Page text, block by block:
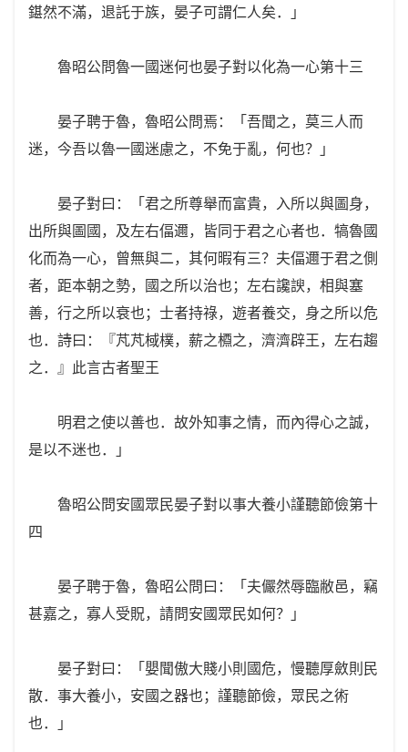
鍖然不滿，退託于族，晏子可謂仁人矣．」
魯昭公問魯一國迷何也晏子對以化為一心第十三
晏子聘于魯，魯昭公問焉：「吾聞之，莫三人而
迷，今吾以魯一國迷慮之，不免于亂，何也？」
晏子對曰：「君之所尊舉而富貴，入所以與圖身，
出所與圖國，及左右偪邇，皆同于君之心者也．犒魯國
化而為一心，曾無與二，其何暇有三？夫偪邇于君之側
者，距本朝之勢，國之所以治也；左右讒諛，相與塞
善，行之所以衰也；士者持祿，遊者養交，身之所以危
也．詩曰：『芃芃棫樸，薪之槱之，濟濟辟王，左右趨
之．』此言古者聖王
明君之使以善也．故外知事之情，而內得心之誠，
是以不迷也．」
魯昭公問安國眾民晏子對以事大養小謹聽節儉第十
四
晏子聘于魯，魯昭公問曰：「夫儼然辱臨敝邑，竊
甚嘉之，寡人受貺，請問安國眾民如何？」
晏子對曰：「嬰聞傲大賤小則國危，慢聽厚斂則民
散．事大養小，安國之器也；謹聽節儉，眾民之術
也．」